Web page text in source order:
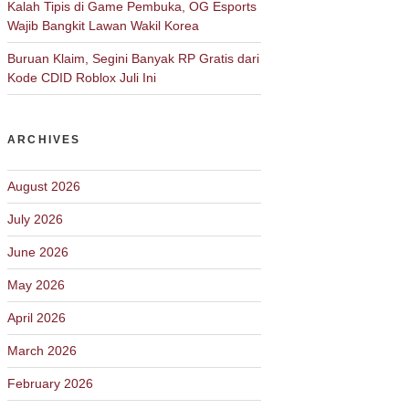
Kalah Tipis di Game Pembuka, OG Esports
Wajib Bangkit Lawan Wakil Korea
Buruan Klaim, Segini Banyak RP Gratis dari
Kode CDID Roblox Juli Ini
ARCHIVES
August 2026
July 2026
June 2026
May 2026
April 2026
March 2026
February 2026